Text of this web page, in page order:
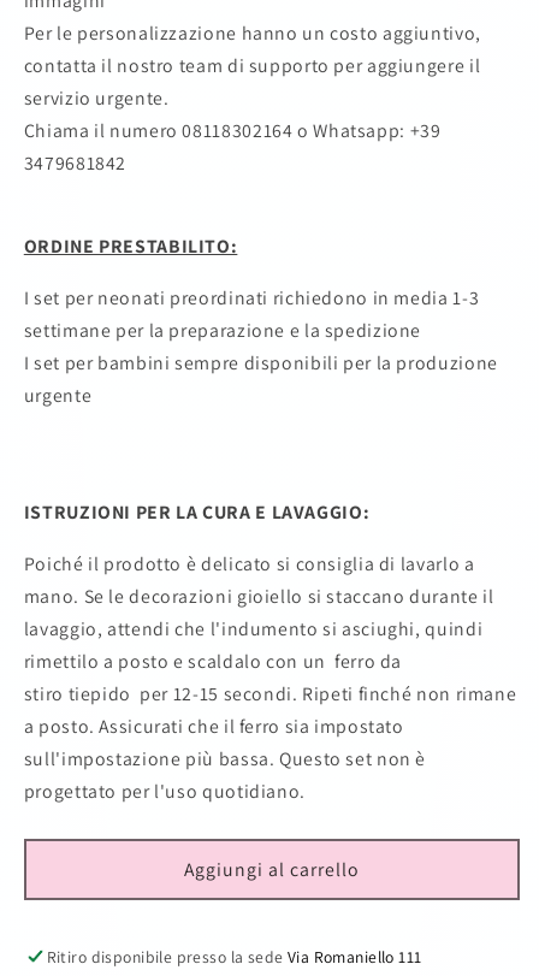
Per le personalizzazione hanno un costo aggiuntivo,
contatta il nostro team di supporto per aggiungere il
servizio urgente.
Chiama il numero 08118302164o Whatsapp: +39
3479681842
ORDINE PRESTABILITO:
I set per neonati preordinati richiedono in media 1-3
settimane per la preparazione e la spedizione
I set per bambini sempre disponibili per la produzione
urgente
ISTRUZIONI PER LA CURA E LAVAGGIO:
Poiché il prodotto è delicato si consiglia di lavarlo a
mano. Se le decorazioni gioiello si staccano durante il
lavaggio, attendi che l'indumento si asciughi, quindi
rimettilo a posto e scaldalo con un ferro da
stiro tiepido per 12-15 secondi. Ripeti finché non rimane
a posto. Assicurati che il ferro sia impostato
sull'impostazione più bassa. Questo set non è
progettato per l'uso quotidiano.
Aggiungi al carrello
Ritiro disponibile presso la sede Via Romaniello 111